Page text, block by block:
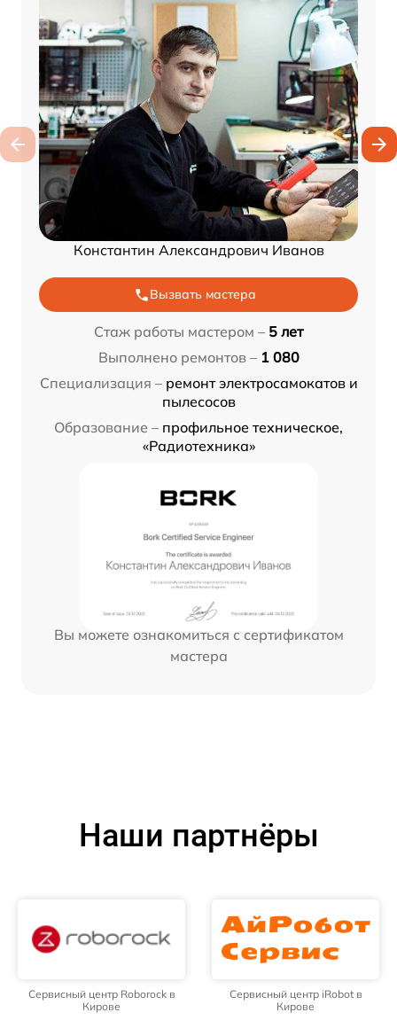
Константин Александрович Иванов
Вызвать мастера
Стаж работы мастером – 5 лет
Выполнено ремонтов – 1 080
Специализация – ремонт электросамокатов и
пылесосов
Образование – профильное техническое,
«Радиотехника»
Вы можете ознакомиться с сертификатом
мастера
Наши партнёры
Сервисный центр Roborock в
Кирове
Сервисный центр iRobot в
Кирове